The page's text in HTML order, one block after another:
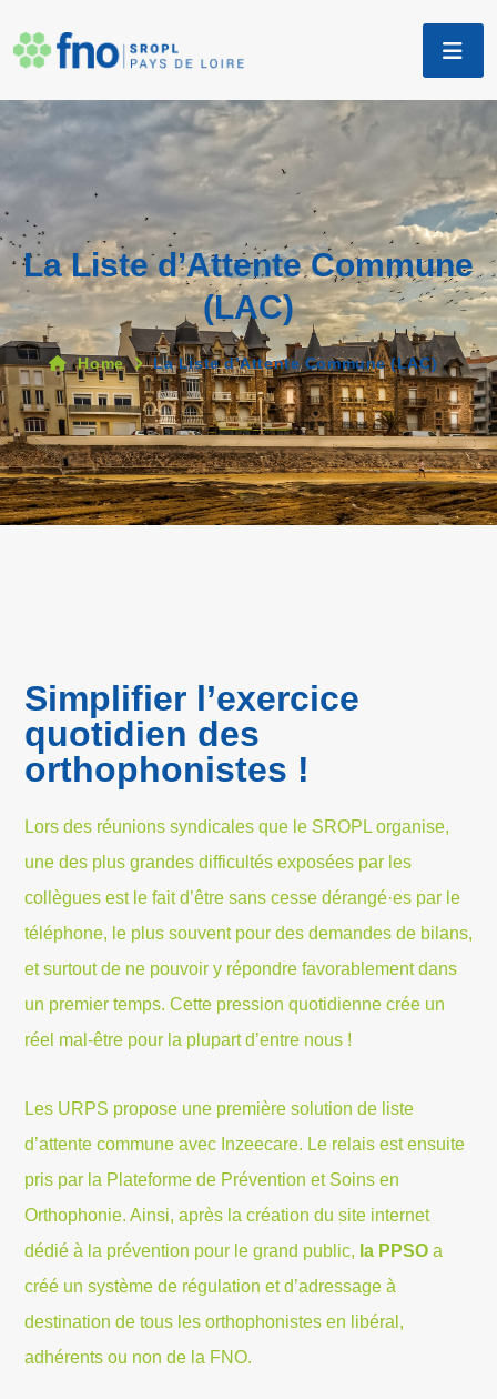
La Liste d’Attente Commune
(LAC)
Home La Liste d’Attente Commune (LAC)
Simplifier l’exercice
quotidien des
orthophonistes !
Lors des réunions syndicales que le SROPL organise,
une des plus grandes difficultés exposées par les
collègues est le fait d’être sans cesse dérangé·es par le
téléphone, le plus souvent pour des demandes de bilans,
et surtout de ne pouvoir y répondre favorablement dans
un premier temps. Cette pression quotidienne crée un
réel mal-être pour la plupart d’entre nous !
Les URPS propose une première solution de liste
d’attente commune avec Inzeecare. Le relais est ensuite
pris par la Plateforme de Prévention et Soins en
Orthophonie. Ainsi, après la création du site internet
dédié à la prévention pour le grand public, la PPSO a
créé un système de régulation et d’adressage à
destination de tous les orthophonistes en libéral,
adhérents ou non de la FNO.